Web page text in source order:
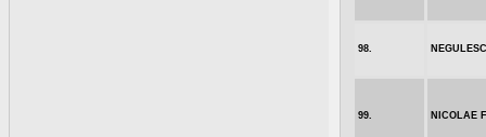
98.
99. NICOLAE